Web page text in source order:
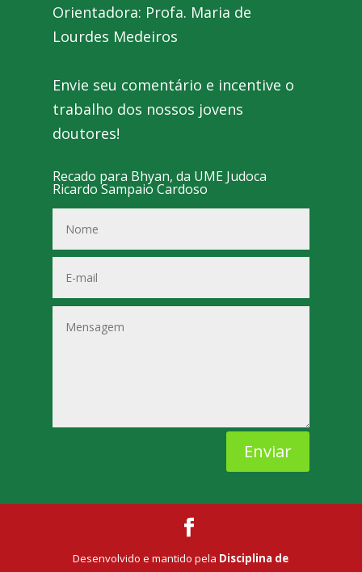
Orientadora: Profa. Maria de
Lourdes Medeiros
Envie seu comentário e incentive o
trabalho dos nossos jovens
doutores!
Recado para Bhyan, da UME Judoca
Ricardo Sampaio Cardoso
Enviar
Desenvolvido e mantido pela Disciplina de